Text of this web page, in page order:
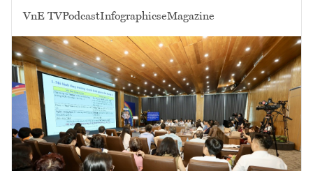
VnE TVPodcastInfographicseMagazine